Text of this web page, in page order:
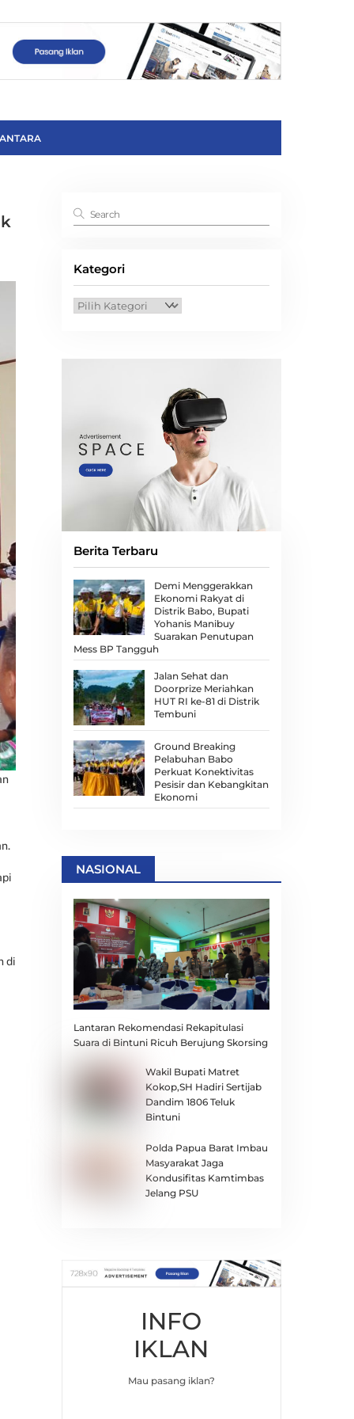
di
Kategori
Kategori
Berita Terbaru
Demi Menggerakkan
Ekonomi Rakyat di
Distrik Babo, Bupati
Yohanis Manibuy
Suarakan Penutupan
Mess BP Tangguh
Jalan Sehat dan
Doorprize Meriahkan
HUT RI ke-81 di Distrik
Tembuni
Ground Breaking
Pelabuhan Babo
Perkuat Konektivitas
Pesisir dan Kebangkitan
Ekonomi
NASIONAL
Lantaran Rekomendasi Rekapitulasi
Suara di Bintuni Ricuh Berujung Skorsing
Wakil Bupati Matret
Kokop,SH Hadiri Sertijab
Dandim 1806 Teluk
Bintuni
Polda Papua Barat Imbau
Masyarakat Jaga
Kondusifitas Kamtimbas
Jelang PSU
INFO
IKLAN
Mau pasang iklan?